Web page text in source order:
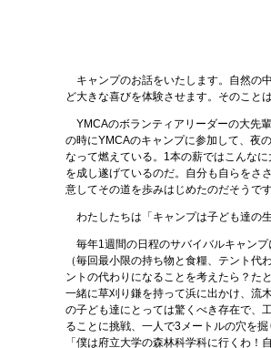
キャンプのお話をいたします。自然の
ど大きな喜びを体験させます。そのこと
YMCAのボランティアリーダーの大先
の時にYMCAのキャンプに参加して、夜
なって燃えている。1本の薪ではこんな
を成し遂げているのだ。自分も自らをさ
意してその道を歩みはじめたのだそうです
わたしたちは「キャンプは子ども達の
毎年1週間の日程のサバイバルキャンプ
（毎回最小限の持ち物と食糧、テント
ントの代わりになることを考えたら？た
一緒に草刈り鎌を持って浜に出かけ、流
の子ども達にとっては驚くべき存在で、
ることに挑戦、一人で3メートルの穴を
「僕は府立大学の森林科学科に行くわ